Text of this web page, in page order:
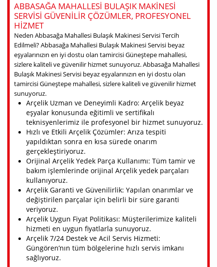
ABBASAĞA MAHALLESI BULAŞIK MAKINESI
SERVISI GÜVENILIR ÇÖZÜMLER, PROFESYONEL
HIZMET
Neden Abbasağa Mahallesi Bulaşık Makinesi Servisi Tercih
Edilmeli? Abbasağa Mahallesi Bulaşık Makinesi Servisi beyaz
eşyalarınızın en iyi dostu olan tamircisi Güneştepe mahallesi,
sizlere kaliteli ve güvenilir hizmet sunuyoruz. Abbasağa Mahallesi
Bulaşık Makinesi Servisi beyaz eşyalarınızın en iyi dostu olan
tamircisi Güneştepe mahallesi, sizlere kaliteli ve güvenilir hizmet
sunuyoruz.
Arçelik Uzman ve Deneyimli Kadro: Arçelik beyaz
eşyalar konusunda eğitimli ve sertifikalı
teknisyenlerimiz ile profesyonel bir hizmet sunuyoruz.
Hızlı ve Etkili Arçelik Çözümler: Arıza tespiti
yapıldıktan sonra en kısa sürede onarım
gerçekleştiriyoruz.
Orijinal Arçelik Yedek Parça Kullanımı: Tüm tamir ve
bakım işlemlerinde orijinal Arçelik yedek parçaları
kullanıyoruz.
Arçelik Garanti ve Güvenilirlik: Yapılan onarımlar ve
değiştirilen parçalar için belirli bir süre garanti
veriyoruz.
Arçelik Uygun Fiyat Politikası: Müşterilerimize kaliteli
hizmeti en uygun fiyatlarla sunuyoruz.
Arçelik 7/24 Destek ve Acil Servis Hizmeti:
Güngören’nın tüm bölgelerine hızlı servis imkanı
sağlıyoruz.